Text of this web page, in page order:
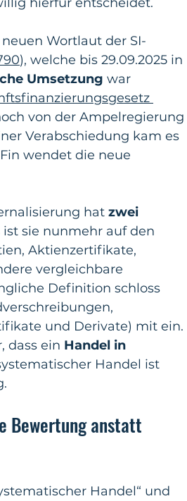
Wortlaut der SI-
), welche bis 29.09.2025 in
Umsetzung war
von der Ampelregierung
Verabschiedung kam es
wendet die neue
hat zwei
ist sie nunmehr auf den
Aktienzertifikate,
vergleichbare
Definition schloss
und Derivate) mit ein.
dass ein Handel in
Handel ist
Bewertung anstatt
Handel“ und